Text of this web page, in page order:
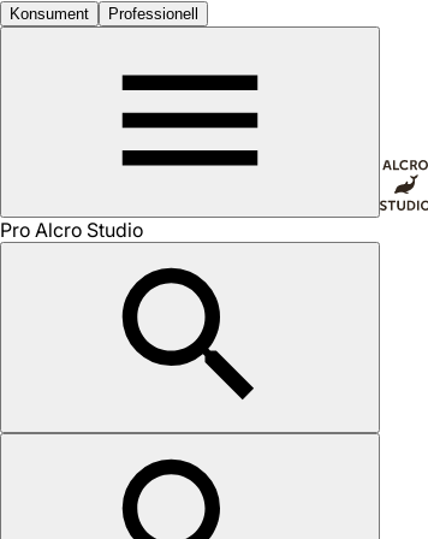
Konsument Professionell
Pro Alcro Studio